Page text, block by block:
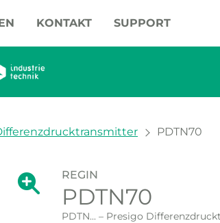
KONTAKT SUPPORT
PDTN70
Zeige große Version des Bildes.
Zeige große
REGIN
PDTN70
PDTN... – Presigo